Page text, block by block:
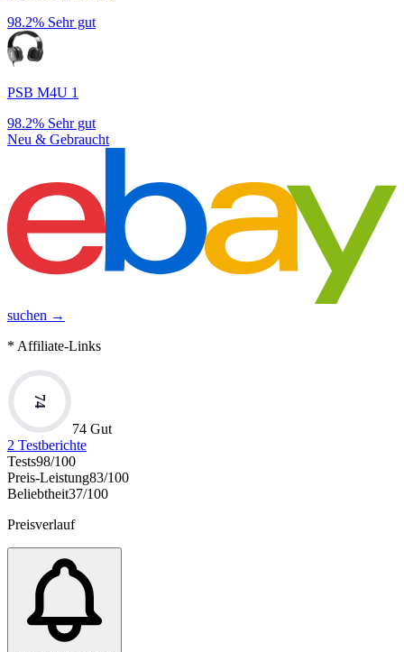
98.2% Sehr gut
PSB M4U 1
98.2% Sehr gut
Neu & Gebraucht
suchen →
* Affiliate-Links
74
74 Gut
2 Testberichte
Tests98/100
Preis-Leistung83/100
Beliebtheit37/100
Preisverlauf